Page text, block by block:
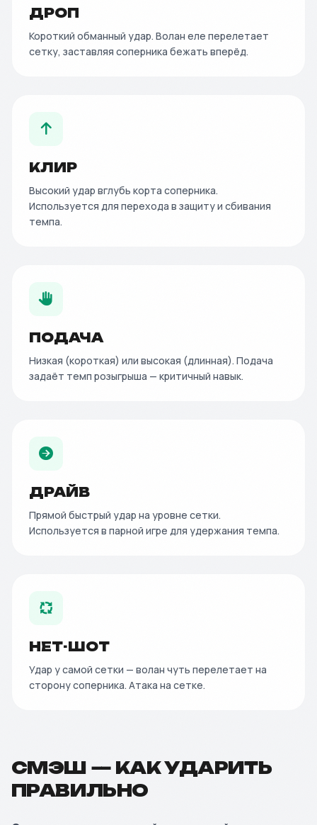
ДРОП
Короткий обманный удар. Волан еле перелетает
сетку, заставляя соперника бежать вперёд.
КЛИР
Высокий удар вглубь корта соперника.
Используется для перехода в защиту и сбивания
темпа.
ПОДАЧА
Низкая (короткая) или высокая (длинная). Подача
задаёт темп розыгрыша — критичный навык.
ДРАЙВ
Прямой быстрый удар на уровне сетки.
Используется в парной игре для удержания темпа.
НЕТ-ШОТ
Удар у самой сетки — волан чуть перелетает на
сторону соперника. Атака на сетке.
СМЭШ — КАК УДАРИТЬ
ПРАВИЛЬНО